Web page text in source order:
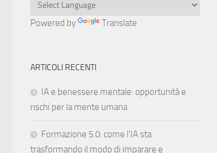
Powered by Translate
ARTICOLI RECENTI
IA e benessere mentale: opportunità e
rischi per la mente umana
Formazione 5.0: come l’IA sta
trasformando il modo di imparare e